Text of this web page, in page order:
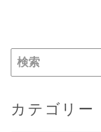
カテゴリー